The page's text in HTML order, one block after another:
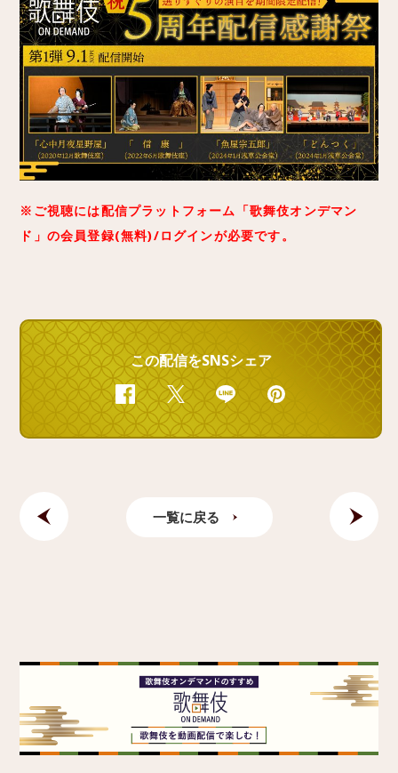
※ご視聴には配信プラットフォーム「歌舞伎オンデマン
ド」の会員登録(無料)/ログインが必要です。
この配信をSNSシェア
FacebookTwitter Line
一覧に戻る